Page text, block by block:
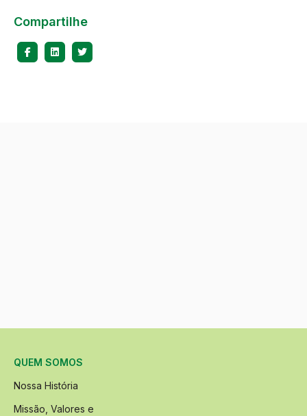
Compartilhe
QUEM SOMOS
Nossa História
Missão, Valores e